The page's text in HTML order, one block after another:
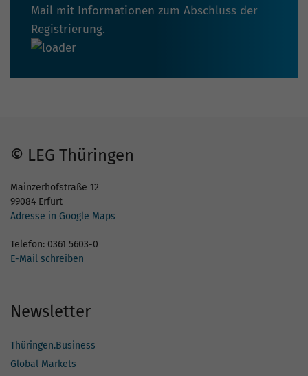
Mail mit Informationen zum Abschluss der
Registrierung.
© LEG Thüringen
Mainzerhofstraße 12
99084 Erfurt
Adresse in Google Maps
Telefon: 0361 5603-0
E-Mail schreiben
Newsletter
Thüringen.Business
Global Markets